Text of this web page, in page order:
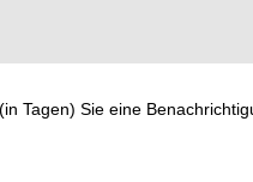
Tagen) Sie eine